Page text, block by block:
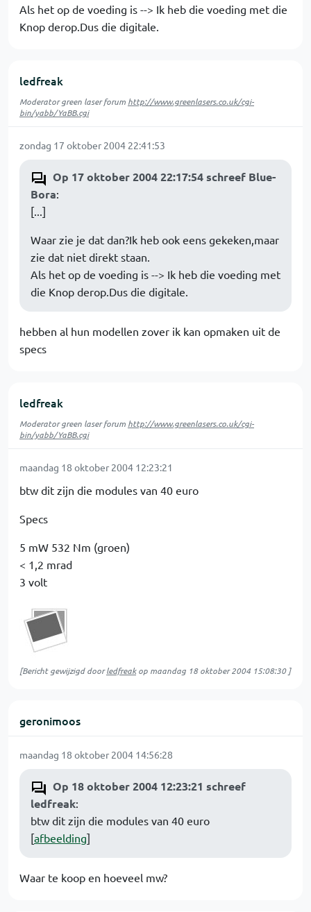
Als het op de voeding is --> Ik heb die voeding met die
Knop derop.Dus die digitale.
ledfreak
Moderator green laser forum http://www.greenlasers.co.uk/cgi-
bin/yabb/YaBB.cgi
zondag 17 oktober 2004 22:41:53
Op 17 oktober 2004 22:17:54 schreef Blue-
Bora:
[...]
Waar zie je dat dan?Ik heb ook eens gekeken,maar
zie dat niet direkt staan.
Als het op de voeding is --> Ik heb die voeding met
die Knop derop.Dus die digitale.
hebben al hun modellen zover ik kan opmaken uit de
specs
ledfreak
Moderator green laser forum http://www.greenlasers.co.uk/cgi-
bin/yabb/YaBB.cgi
maandag 18 oktober 2004 12:23:21
btw dit zijn die modules van 40 euro
Specs
5 mW 532 Nm (groen)
< 1,2 mrad
3 volt
[Bericht gewijzigd doorledfreakop maandag 18 oktober 2004 15:08:30]
geronimoos
maandag 18 oktober 2004 14:56:28
Op 18 oktober 2004 12:23:21 schreef
ledfreak:
btw dit zijn die modules van 40 euro
[afbeelding]
Waar te koop en hoeveel mw?